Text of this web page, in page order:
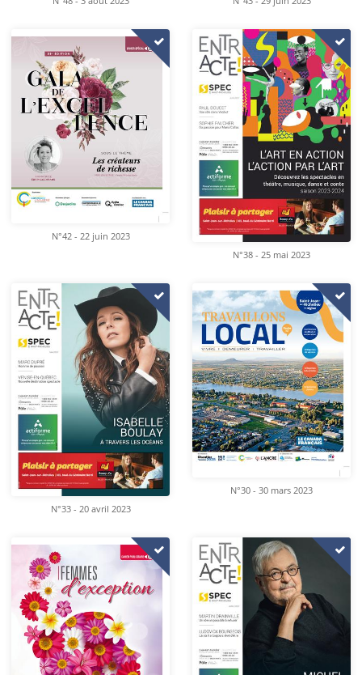
N°42 - 22 juin 2023
N°38 - 25 mai 2023
N°33 - 20 avril 2023
N°30 - 30 mars 2023